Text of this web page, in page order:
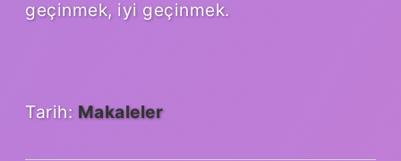
geçinmek, iyi geçinmek.
Tarih: Makaleler